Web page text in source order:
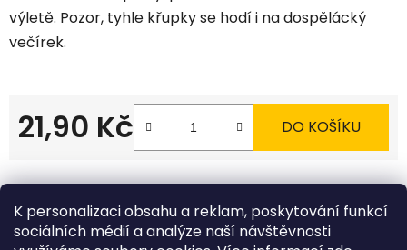
K personalizaci obsahu a reklam, poskytování funkcí
sociálních médií a analýze naší návštěvnosti
výletě. Pozor, tyhle křupky se hodí i na dospělácký
večírek.
21,90 Kč DO KOŠÍKU